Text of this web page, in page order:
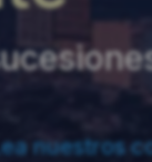
nuestros